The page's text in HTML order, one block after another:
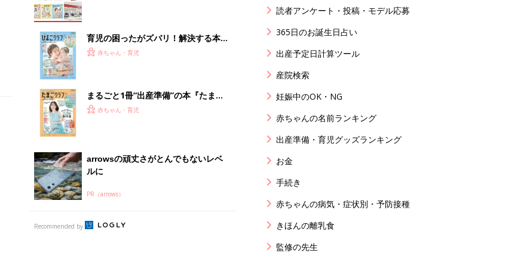
育児の困ったがズバリ！解決する本
『ひよこクラブ 夏号』 4カ月～2才
赤ちゃん・育児
まるごと1冊“出産準備”の本『たまご
クラブ 夏号』〈スペシャル大特集〉
赤ちゃん・育児
arrowsの頑丈さがとんでもないレベ
ルに
PR（arrows）
Recommended by
読者アンケート・投稿・モデル応募
365日のお誕生日占い
出産予定日計算ツール
産院検索
妊娠中のOK・NG
赤ちゃんの名前ランキング
出産準備・育児グッズランキング
お金
手続き
赤ちゃんの病気・症状別・予防接種
きほんの離乳食
監修の先生